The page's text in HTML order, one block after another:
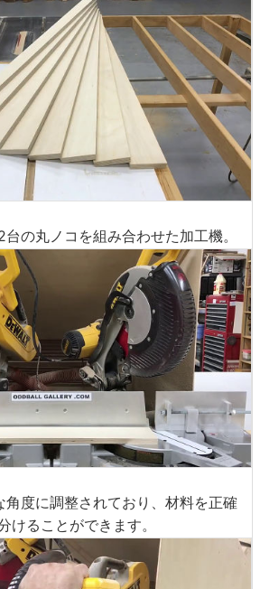
の丸ノコを組み合わせた加工機。
度に調整されており、材料を正確
けることができます。